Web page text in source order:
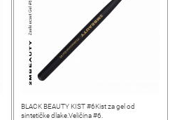
BLACK BEAUTY KIST #6Kist za gel od
sintetičke dlake.Veličina #6.